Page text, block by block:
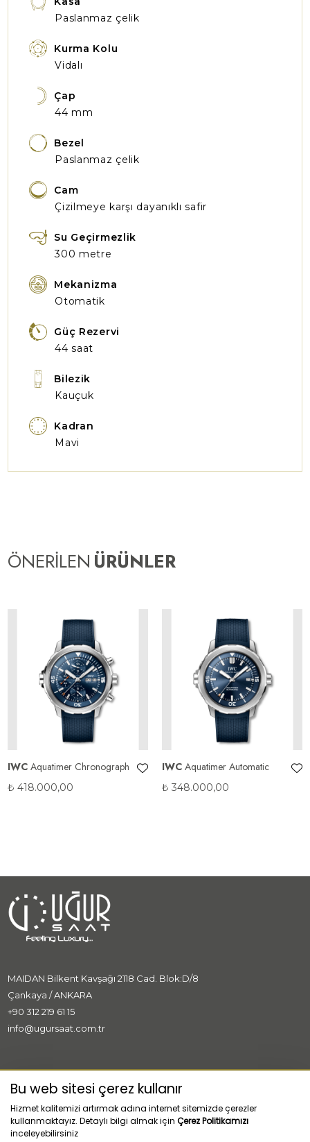
Paslanmaz çelik
Kurma Kolu
Vidalı
Çap
44 mm
Bezel
Paslanmaz çelik
Cam
Çizilmeye karşı dayanıklı safir
Su Geçirmezlik
300 metre
Mekanizma
Otomatik
Güç Rezervi
44 saat
Bilezik
Kauçuk
Kadran
Mavi
ÖNERİLEN ÜRÜNLER
IWC Aquatimer Chronograph
₺ 418.000,00
IWC Aquatimer Automatic
₺ 348.000,00
MAIDAN Bilkent Kavşağı 2118 Cad. Blok:D/8
Çankaya / ANKARA
+90 312 219 61 15
info@ugursaat.com.tr
MARKALAR
KURUMSAL
Bu web sitesi çerez kullanır
Hizmet kalitemizi artırmak adına internet sitemizde çerezler
kullanmaktayız. Detaylı bilgi almak için Çerez Politikamızı
inceleyebilirsiniz